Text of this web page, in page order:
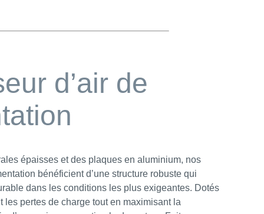
d’air de
épaisses et des plaques en aluminium, nos
bénéficient d’une structure robuste qui
dans les conditions les plus exigeantes. Dotés
les pertes de charge tout en maximisant la